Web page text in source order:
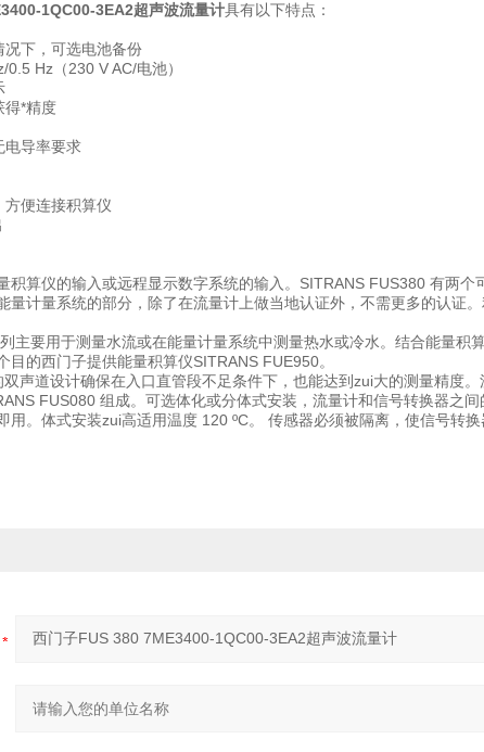
1QC00-3EA2超声波流量计具有以下特点：
况下，可选电池备份
Hz（230 V AC/电池）
得*精度
电导率要求
方便连接积算仪
积算仪的输入或远程显示数字系统的输入。SITRANS FUS380 有两
量计量系统的部分，除了在流量计上做当地认证外，不需更多的认证
主要用于测量水流或在能量计量系统中测量热水或冷水。结合能量积
目的西门子提供能量积算仪SITRANS FUE950。
声道设计确保在入口直管段不足条件下，也能达到zui大的测量精度
FUS080 组成。可选体化或分体式安装，流量计和信号转换器之
用。体式安装zui高适用温度 120 ºC。 传感器必须被隔离，使信号转